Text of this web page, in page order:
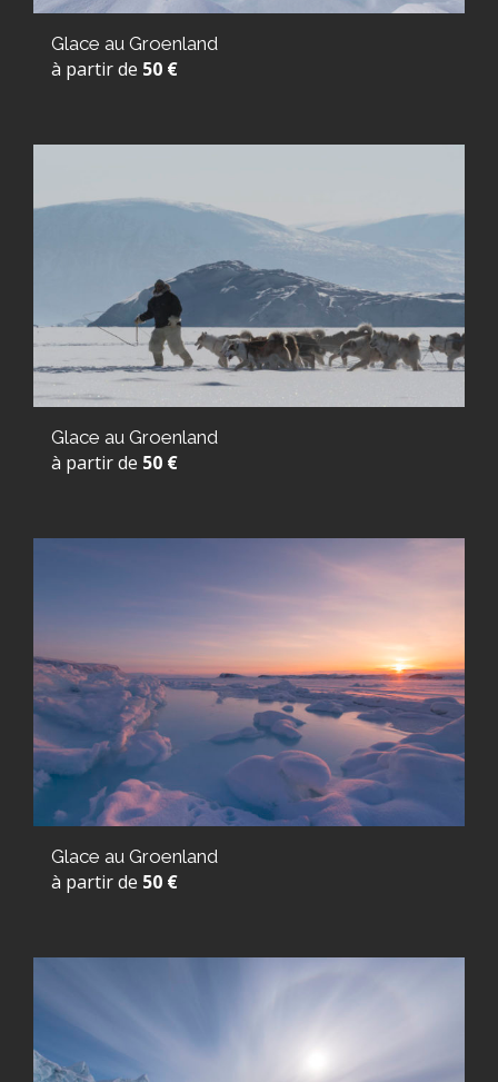
Glace au Groenland
à partir de 50 €
Glace au Groenland
à partir de 50 €
Glace au Groenland
à partir de 50 €